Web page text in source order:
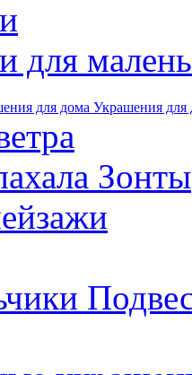
для
Украшения для
Зонты